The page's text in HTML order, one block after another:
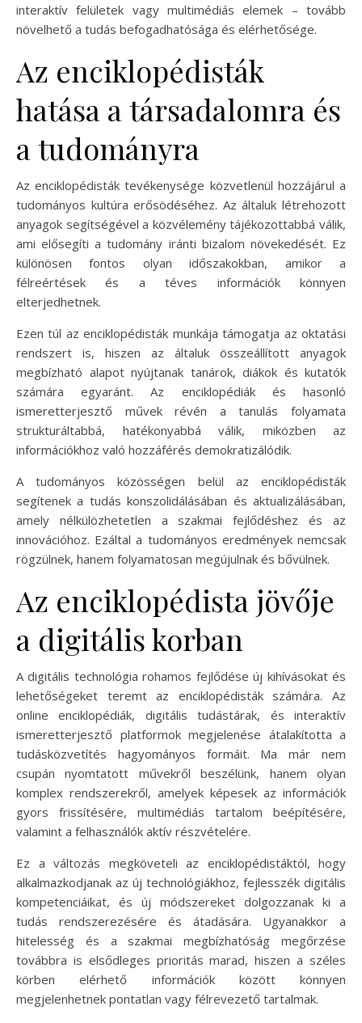
interaktív felületek vagy multimédiás elemek – tovább
növelhető a tudás befogadhatósága és elérhetősége.
Az enciklopédisták
hatása a társadalomra és
a tudományra
Az enciklopédisták tevékenysége közvetlenül hozzájárul a
tudományos kultúra erősödéséhez. Az általuk létrehozott
anyagok segítségével a közvélemény tájékozottabbá válik,
ami elősegíti a tudomány iránti bizalom növekedését. Ez
különösen fontos olyan időszakokban, amikor a
félreértések és a téves információk könnyen
elterjedhetnek.
Ezen túl az enciklopédisták munkája támogatja az oktatási
rendszert is, hiszen az általuk összeállított anyagok
megbízható alapot nyújtanak tanárok, diákok és kutatók
számára egyaránt. Az enciklopédiák és hasonló
ismeretterjesztő művek révén a tanulás folyamata
strukturáltabbá, hatékonyabbá válik, miközben az
információkhoz való hozzáférés demokratizálódik.
A tudományos közösségen belül az enciklopédisták
segítenek a tudás konszolidálásában és aktualizálásában,
amely nélkülözhetetlen a szakmai fejlődéshez és az
innovációhoz. Ezáltal a tudományos eredmények nemcsak
rögzülnek, hanem folyamatosan megújulnak és bővülnek.
Az enciklopédista jövője
a digitális korban
A digitális technológia rohamos fejlődése új kihívásokat és
lehetőségeket teremt az enciklopédisták számára. Az
online enciklopédiák, digitális tudástárak, és interaktív
ismeretterjesztő platformok megjelenése átalakította a
tudásközvetítés hagyományos formáit. Ma már nem
csupán nyomtatott művekről beszélünk, hanem olyan
komplex rendszerekről, amelyek képesek az információk
gyors frissítésére, multimédiás tartalom beépítésére,
valamint a felhasználók aktív részvételére.
Ez a változás megköveteli az enciklopédistáktól, hogy
alkalmazkodjanak az új technológiákhoz, fejlesszék digitális
kompetenciáikat, és új módszereket dolgozzanak ki a
tudás rendszerezésére és átadására. Ugyanakkor a
hitelesség és a szakmai megbízhatóság megőrzése
továbbra is elsődleges prioritás marad, hiszen a széles
körben elérhető információk között könnyen
megjelenhetnek pontatlan vagy félrevezető tartalmak.